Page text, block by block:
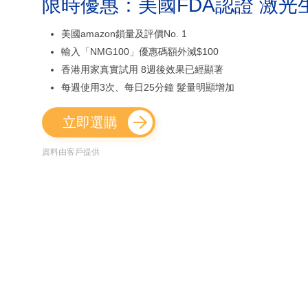
限時優惠：美國FDA認證 激光
美國amazon鎖量及評價No. 1
輸入「NMG100」優惠碼額外減$100
香港用家真實試用 8週後效果已經顯著
每週使用3次、每日25分鐘 髮量明顯增加
立即選購
資料由客戶提供